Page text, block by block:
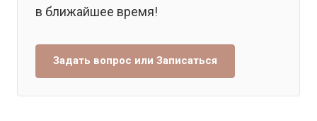
в ближайшее время!
Задать вопрос или Записаться